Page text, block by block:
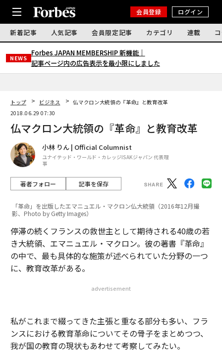
会員登録 ログイン
新着記事 人気記事 会員限定記事 カテゴリ 連載
NEWS
Forbes JAPAN MEMBERSHIP 新機能｜
記事ページ内の広告表示を最小限にしました
トップ ビジネス
仏マクロン大統領の『革命』と教育改革
2018.06.29 07:30
仏マクロン大統領の『革命』と教育改革
小林 りん | Official Columnist
ユナイテッド・ワールド・カレッジISAKジャパン 代表理
事
著者フォロー 記事を保存
「革命」を出版したエマニュエル・マクロン仏大統領（2016年12月撮
影、Photo by Getty Images）
停滞の続くフランスの救世主として期待される40歳の若
き大統領、エマニュエル・マクロン。彼の著書『革命』
の中で、最も具体的な施策が述べられていた分野の一つ
に、教育改革がある。
advertisement
私がこれまで綴ってきた主張と重なる部分も多い、フラ
ンスにおける教育革命についてその骨子をまとめつつ、
我が国の教育の現状もあわせて考察してみたい。